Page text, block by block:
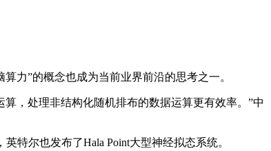
力”的概念也成为当前业界前沿的思考之一。
，处理非结构化随机排布的数据运算更有效率。”中
尔也发布了Hala Point大型神经拟态系统。